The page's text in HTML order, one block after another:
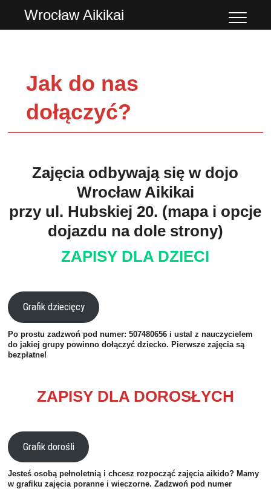
treści
Wrocław Aikikai
Jak do nas
dołączyć?
Zajęcia odbywają się w dojo
Wrocław Aikikai
przy ul. Hubskiej 20. (mapa i opcje
dojazdu na dole strony)
ZAPISY DLA DZIECI
Grafik dziecięcy
Po prostu zadzwoń pod numer: 507480656 i ustal z nauczycielem
do jakiej grupy powinno dołączyć dziecko. Pierwsze zajęcia są
bezpłatne!
ZAPISY DLA DOROSŁYCH
Grafik dorośli
Jesteś osobą pełnoletnią i chcesz rozpocząć zajęcia aikido? Mamy
w grafiku zajęcia poranne i wieczorne. Zadzwoń pod numer